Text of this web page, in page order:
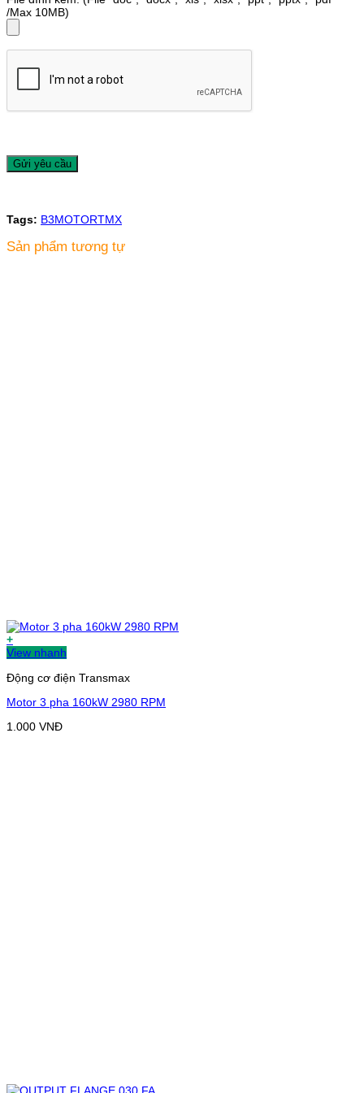
/Max 10MB)
Tags: B3MOTORTMX
Sản phẩm tương tự
+
View nhanh
Động cơ điện Transmax
Motor 3 pha 160kW 2980 RPM
1.000 VNĐ